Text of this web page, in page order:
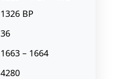
1326 BP
36
1663 – 1664
4280